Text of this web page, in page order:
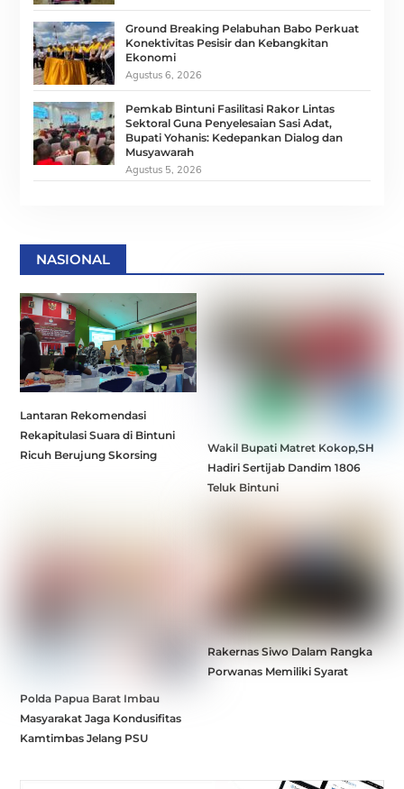
Ground Breaking Pelabuhan Babo Perkuat
Konektivitas Pesisir dan Kebangkitan
Ekonomi
Agustus 6, 2026
Pemkab Bintuni Fasilitasi Rakor Lintas
Sektoral Guna Penyelesaian Sasi Adat,
Bupati Yohanis: Kedepankan Dialog dan
Musyawarah
Agustus 5, 2026
NASIONAL
Lantaran Rekomendasi
Rekapitulasi Suara di Bintuni
Ricuh Berujung Skorsing
Wakil Bupati Matret Kokop,SH
Hadiri Sertijab Dandim 1806
Teluk Bintuni
Polda Papua Barat Imbau
Masyarakat Jaga Kondusifitas
Kamtimbas Jelang PSU
Rakernas Siwo Dalam Rangka
Porwanas Memiliki Syarat